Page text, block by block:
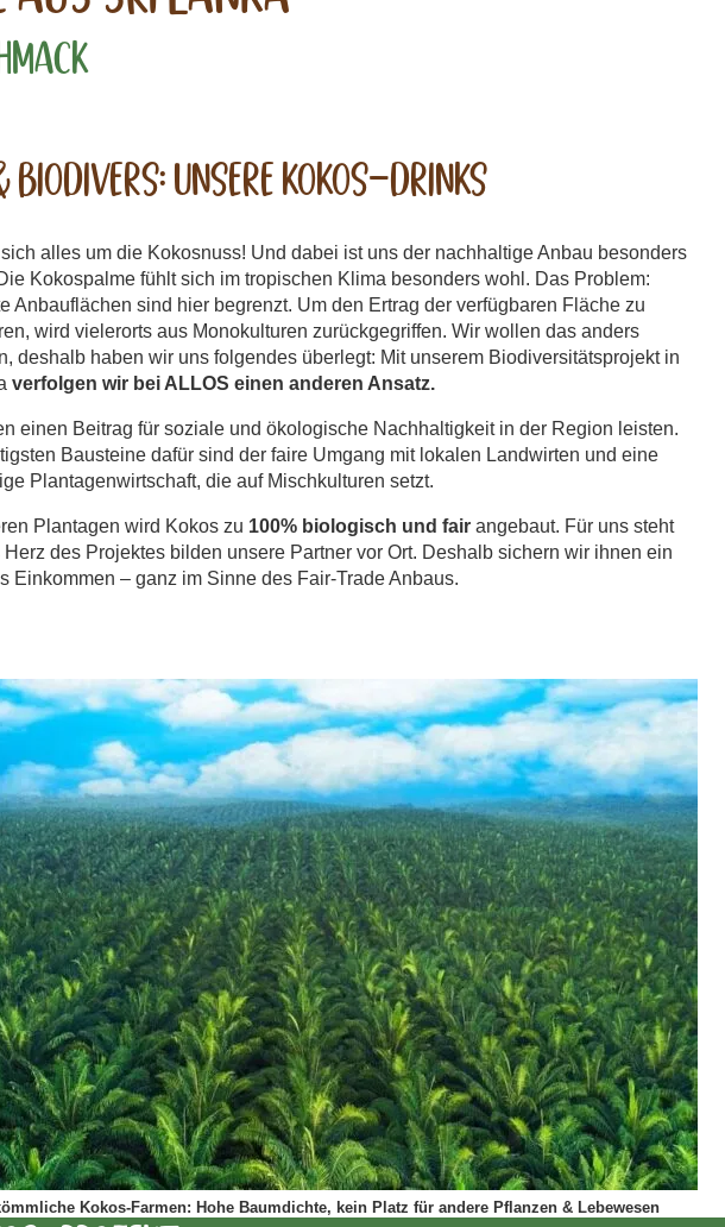
Biodivers: Unsere Kokos-Drinks
alles um die Kokosnuss! Und dabei ist uns der nachhaltige Anbau besonders
Kokospalme fühlt sich im tropischen Klima besonders wohl. Das Problem:
Anbauflächen sind hier begrenzt. Um den Ertrag der verfügbaren Fläche zu
wird vielerorts aus Monokulturen zurückgegriffen. Wir wollen das anders
deshalb haben wir uns folgendes überlegt: Mit unserem Biodiversitätsprojekt in
verfolgen wir bei ALLOS einen anderen Ansatz.
einen Beitrag für soziale und ökologische Nachhaltigkeit in der Region leisten.
Bausteine dafür sind der faire Umgang mit lokalen Landwirten und eine
Plantagenwirtschaft, die auf Mischkulturen setzt.
Plantagen wird Kokos zu 100% biologisch und fair angebaut. Für uns steht
Herz des Projektes bilden unsere Partner vor Ort. Deshalb sichern wir ihnen ein
Einkommen – ganz im Sinne des Fair-Trade Anbaus.
Kokos-Farmen: Hohe Baumdichte, kein Platz für andere Pflanzen & Lebewesen